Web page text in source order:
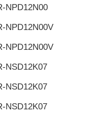
NPD12N00
NPD12N00V
NPD12N00V
NSD12K07
NSD12K07
NSD12K07